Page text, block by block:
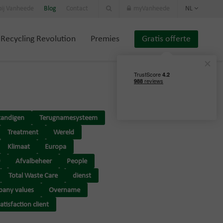
Blog NL
Recycling Revolution Premies Gratis offerte
Terugnamesysteem
Treatment
Wereld
Klimaat
Europa
Afvalbeheer
People
Total Waste Care
dienst
values
Overname
client